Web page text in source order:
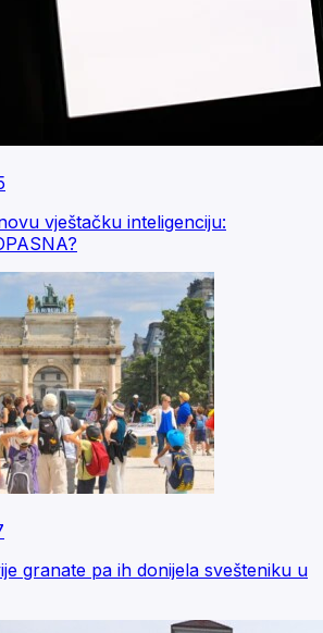
vještačku inteligenciju:
granate pa ih donijela svešteniku u